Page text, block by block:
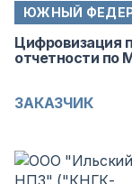
ЮЖНЫЙ
Цифровизация
отчетности по
ЗАКАЗЧИК